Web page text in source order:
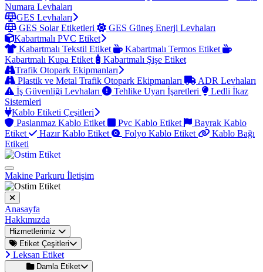
Numara Levhaları
GES Levhaları
GES Solar Etiketleri
GES Güneş Enerji Levhaları
Kabartmalı PVC Etiket
Kabartmalı Tekstil Etiket
Kabartmalı Termos Etiket
Kabartmalı Kupa Etiket
Kabartmalı Şişe Etiket
Trafik Otopark Ekipmanları
Plastik ve Metal Trafik Otopark Ekipmanları
ADR Levhaları
İş Güvenliği Levhaları
Tehlike Uyarı İşaretleri
Ledli İkaz
Sistemleri
Kablo Etiketi Çeşitleri
Paslanmaz Kablo Etiket
Pvc Kablo Etiket
Bayrak Kablo
Etiket
Hazır Kablo Etiket Folyo Kablo Etiket
Kablo Bağı
Etiketi
Makine Parkuru İletişim
Anasayfa
Hakkımızda
Hizmetlerimiz
Etiket Çeşitleri
Leksan Etiket
Damla Etiket